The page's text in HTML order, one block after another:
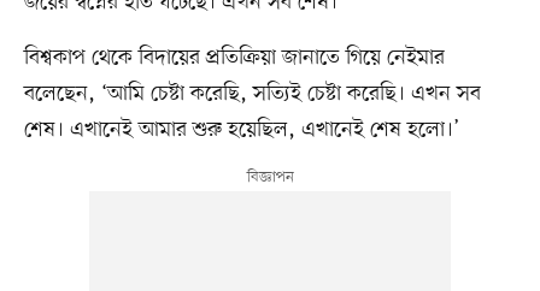
বিশ্বকাপ থেকে বিদায়ের প্রতিক্রিয়া জানাতে গিয়ে নেইমার
বলেছেন, ‘আমি চেষ্টা করেছি, সত্যিই চেষ্টা করেছি। এখন সব
শেষ। এখানেই আমার শুরু হয়েছিল, এখানেই শেষ হলো।’